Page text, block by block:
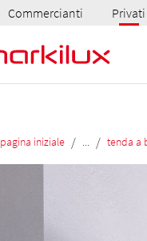
Commercianti Privati
pagina iniziale / / tenda a